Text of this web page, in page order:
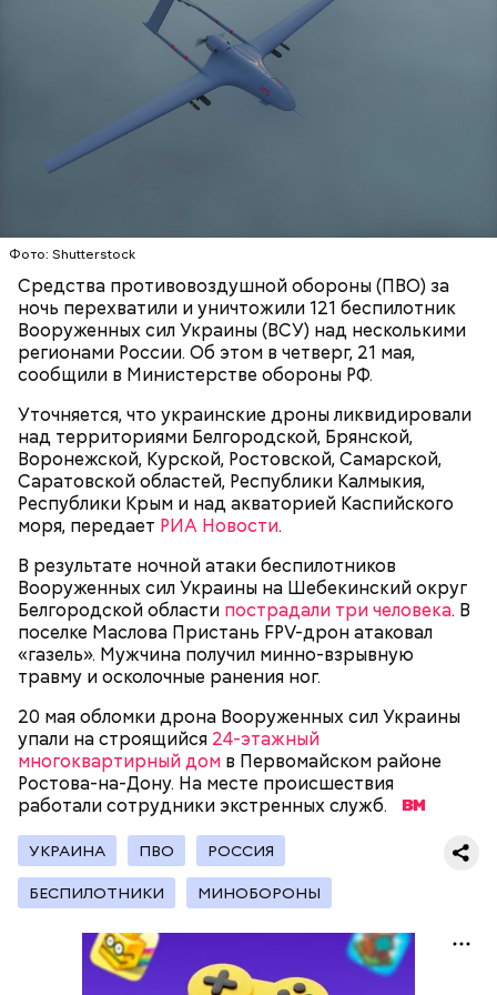
Фото: Shutterstock
Средства противовоздушной обороны (ПВО) за
ночь перехватили и уничтожили 121 беспилотник
Вооруженных сил Украины (ВСУ) над несколькими
регионами России. Об этом в четверг, 21 мая,
сообщили в Министерстве обороны РФ.
Уточняется, что украинские дроны ликвидировали
над территориями Белгородской, Брянской,
Воронежской, Курской, Ростовской, Самарской,
Саратовской областей, Республики Калмыкия,
Республики Крым и над акваторией Каспийского
моря, передает РИА Новости.
В результате ночной атаки беспилотников
Вооруженных сил Украины на Шебекинский округ
Белгородской области пострадали три человека. В
поселке Маслова Пристань FPV-дрон атаковал
«газель». Мужчина получил минно-взрывную
травму и осколочные ранения ног.
20 мая обломки дрона Вооруженных сил Украины
упали на строящийся 24-этажный
многоквартирный дом в Первомайском районе
Ростова-на-Дону. На месте происшествия
работали сотрудники экстренных служб.
УКРАИНА ПВО РОССИЯ
БЕСПИЛОТНИКИ МИНОБОРОНЫ
— Гасанов, являясь индивидуальным
предпринимателем, осуществлял
предпринимательскую деятельность в области
продажи и размещения рекламы в социальных
сетях. С целью сокрытия своих доходов часть
денежных средств от спонсоров розыгрышей,
покупателей различных мотивационных курсов и
прогнозов ставок на спорт Гасанов получал на
свои личные лицевые счета как физического лица, а
также на подконтрольные родственникам лицевые
счета, — пояснили вмосковской прокуратуре
Родственники обналичивали деньги и возвращали
вызвать подозрений у налоговой, Гасанов либо
распределял их между еще несколькими счетами,
либопокупал на них квартиры.
Блогеру грозило до семи лет лишения свободы.
Миссюры Константин. 3 февраля того же года,
когда молодые люди ехали вместе в машине,
подозреваемый угостил приятеля морсом с
этиленгликолем. Через два дня Константин умер в
больнице.
— Мы съездили за витаминами, вернулись обратно,
поднялись домой. У него ухудшилось самочувствие
реанимировали, и там он скончался, — рассказывал
Миссюра на допросе.
Видео: пресс-служба ГСУ СК по Московской области